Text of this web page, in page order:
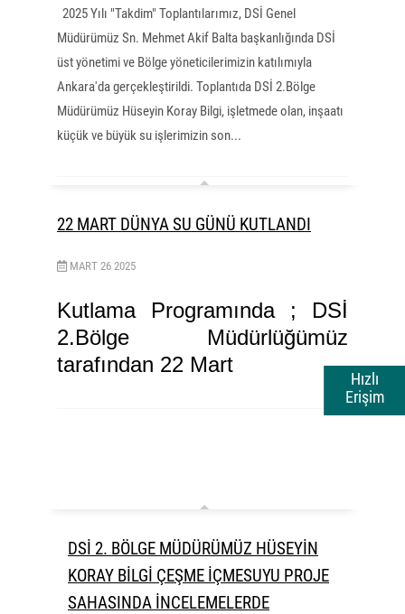
Hızlı
Erişim
2025 Yılı "Takdim" Toplantılarımız, DSİ Genel
Müdürümüz Sn. Mehmet Akif Balta başkanlığında DSİ
üst yönetimi ve Bölge yöneticilerimizin katılımıyla
Ankara'da gerçekleştirildi. Toplantıda DSİ 2.Bölge
Müdürümüz Hüseyin Koray Bilgi, işletmede olan, inşaatı
küçük ve büyük su işlerimizin son...
22 MART DÜNYA SU GÜNÜ KUTLANDI
MART 26 2025
Kutlama Programında ; DSİ
2.Bölge Müdürlüğümüz
tarafından 22 Mart
DSİ 2. BÖLGE MÜDÜRÜMÜZ HÜSEYİN
KORAY BİLGİ ÇEŞME İÇMESUYU PROJE
SAHASINDA İNCELEMELERDE